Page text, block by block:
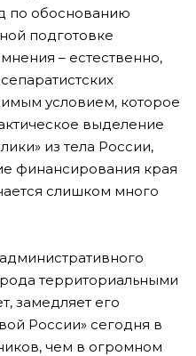
по обоснованию
подготовке
– естественно,
условием, которое
выделение
из тела России,
финансирования края
слишком много
территориальными
замедляет его
России» сегодня в
чем в огромном